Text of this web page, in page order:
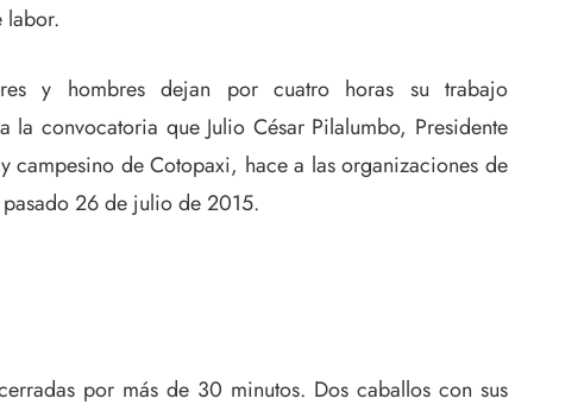
labor.
y hombres dejan por cuatro horas su trabajo
la convocatoria que Julio César Pilalumbo, Presidente
campesino de Cotopaxi, hace a las organizaciones de
26 de julio de 2015.
por más de 30 minutos. Dos caballos con sus